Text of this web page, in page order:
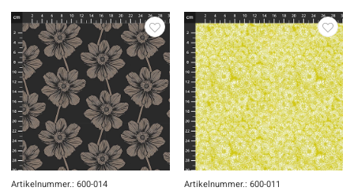
Artikelnummer.: 600-014 Artikelnummer.: 600-011